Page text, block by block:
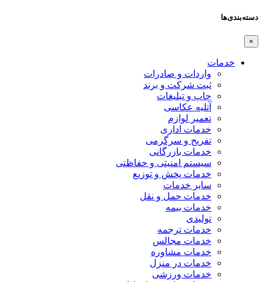
دسته‌بندی‌ها
×
خدمات
واردات و صادرات
ثبت شرکت و برند
چاپ و تبلیغات
آتلیه عکاسی
تعمیر لوازم
خدمات اداری
تفریح و سرگرمی
خدمات بازرگانی
سیستم امنیتی و حفاظتی
خدمات پخش و توزیع
سایر خدمات
خدمات حمل و نقل
خدمات بیمه
تولیدی
خدمات ترجمه
خدمات مجالس
خدمات مشاوره
خدمات در منزل
خدمات ورزشی